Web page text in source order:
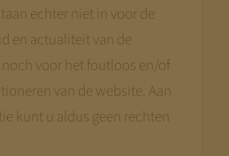
echter niet in voor de
en actualiteit van de
voor het foutloos en/of
van de website. Aan
kunt u aldus geen rechten